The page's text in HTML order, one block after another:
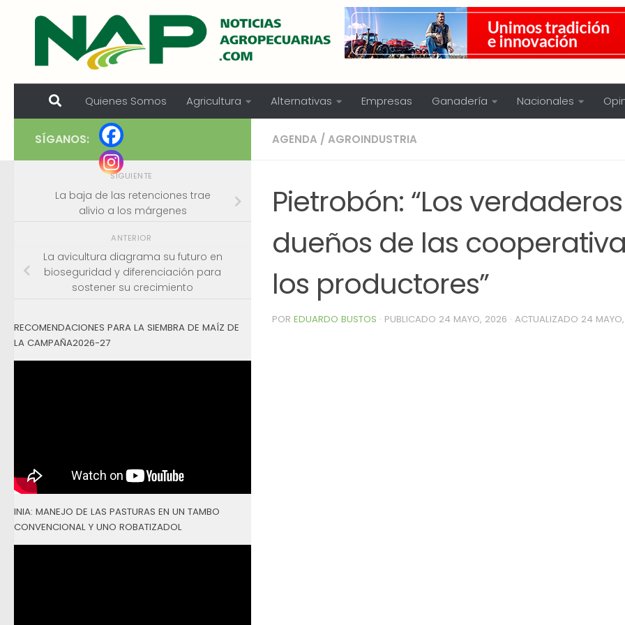
Skip to content
Quienes Somos Agricultura Alternativas Empresas Ganadería Nacionales
AGENDA / AGROINDUSTRIA
Pietrobón: “Los verdaderos
dueños de las
los productores”
POR EDUARDO BUSTOS · PUBLICADO 24 MAYO, 2026 · ACTUALIZADO 24
SÍGANOS:
SIGUIENTE
La baja de las retenciones trae
alivio a los márgenes
ANTERIOR
La avicultura diagrama su futuro en
bioseguridad y diferenciación para
sostener su crecimiento
RECOMENDACIONES PARA LA SIEMBRA DE MAÍZ DE
LA CAMPAÑA2026-27
INIA: MANEJO DE LAS PASTURAS EN UN TAMBO
CONVENCIONAL Y UNO ROBATIZADOL